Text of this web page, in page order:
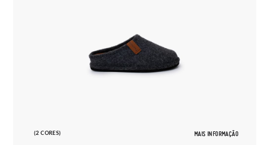
(2 CORES) MAIS INFORMAÇÃO